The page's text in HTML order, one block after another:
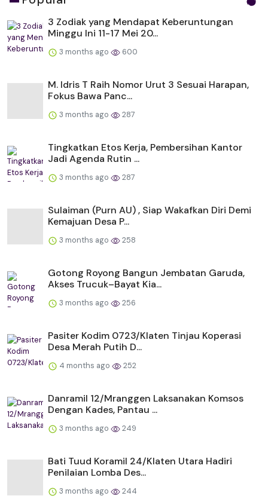
3 Zodiak yang Mendapat Keberuntungan
Minggu Ini 11-17 Mei 20...
3 months ago 600
M. Idris T Raih Nomor Urut 3 Sesuai Harapan,
Fokus Bawa Panc...
3 months ago 287
Tingkatkan Etos Kerja, Pembersihan Kantor
Jadi Agenda Rutin ...
3 months ago 287
Sulaiman (Purn AU) , Siap Wakafkan Diri Demi
Kemajuan Desa P...
3 months ago 258
Gotong Royong Bangun Jembatan Garuda,
Akses Trucuk–Bayat Kia...
3 months ago 256
Pasiter Kodim 0723/Klaten Tinjau Koperasi
Desa Merah Putih D...
4 months ago 252
Danramil 12/Mranggen Laksanakan Komsos
Dengan Kades, Pantau ...
3 months ago 249
Bati Tuud Koramil 24/Klaten Utara Hadiri
Penilaian Lomba Des...
3 months ago 244